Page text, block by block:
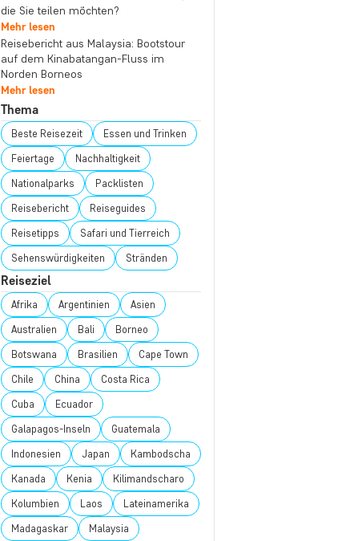
die Sie teilen möchten?
Mehr lesen
Reisebericht aus Malaysia: Bootstour
auf dem Kinabatangan-Fluss im
Norden Borneos
Mehr lesen
Thema
Beste Reisezeit Essen und Trinken
Feiertage Nachhaltigkeit
Nationalparks Packlisten
Reisebericht Reiseguides
Reisetipps Safari und Tierreich
Sehenswürdigkeiten Stränden
Reiseziel
Afrika Argentinien Asien
Australien Bali Borneo
Botswana Brasilien Cape Town
Chile China Costa Rica
Cuba Ecuador
Galapagos-Inseln Guatemala
Indonesien Japan Kambodscha
Kanada Kenia Kilimandscharo
Kolumbien Laos Lateinamerika
Madagaskar Malaysia